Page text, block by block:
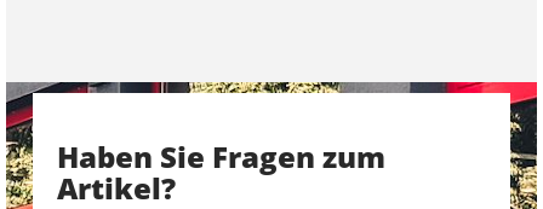
Haben Sie Fragen zum
Artikel?